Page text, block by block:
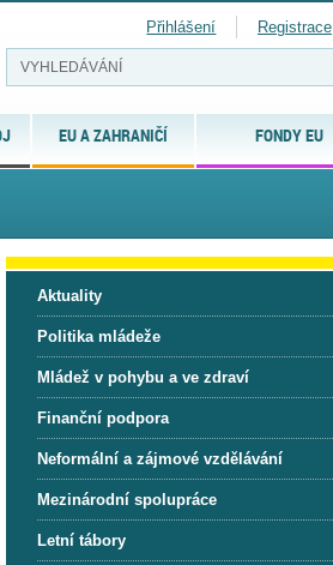
EU A ZAHRANIČÍ FONDY EU
Přihlášení Registrace
Aktuality
Politika mládeže
Mládež v pohybu a ve zdraví
Finanční podpora
Neformální a zájmové vzdělávání
Mezinárodní spolupráce
Letní tábory